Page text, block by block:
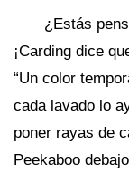
¿Estás
¡Carding dice
“Un color
cada lavado lo
poner rayas de
Peekaboo